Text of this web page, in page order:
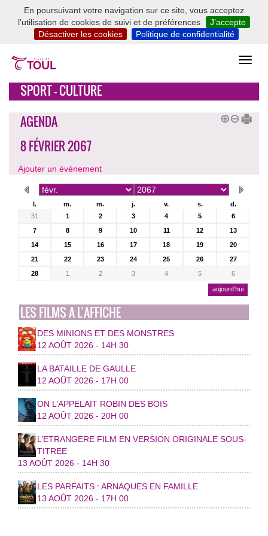
En poursuivant votre navigation sur ce site, vous acceptez
l’utilisation de cookies de suivi et de préférences
J’accepte
Désactiver les cookies
Politique de confidentialité
SPORT - CULTURE
AGENDA
8 FÉVRIER 2067
Ajouter un événement
l. m. m. j. v. s.
d.
31
1 2 3 4 5
6
7
8 9 10 11 12
13
14
15 16 17 18 19
20
21
22 23 24 25 26
27
28
1 2 3 4 5 6
aujourd’hui
LES FILMS A L’AFFICHE
DES MINIONS ET DES MONSTRES
12 AOÛT 2026 - 14H 30
LA BATAILLE DE GAULLE
12 AOÛT 2026 - 17H 00
ON L’APPELAIT ROBIN DES BOIS
12 AOÛT 2026 - 20H 00
L’ETRANGERE FILM EN VERSION ORIGINALE SOUS-
TITREE
13 AOÛT 2026 - 14H 30
LES PARFAITS : ARNAQUES EN FAMILLE
13 AOÛT 2026 - 17H 00